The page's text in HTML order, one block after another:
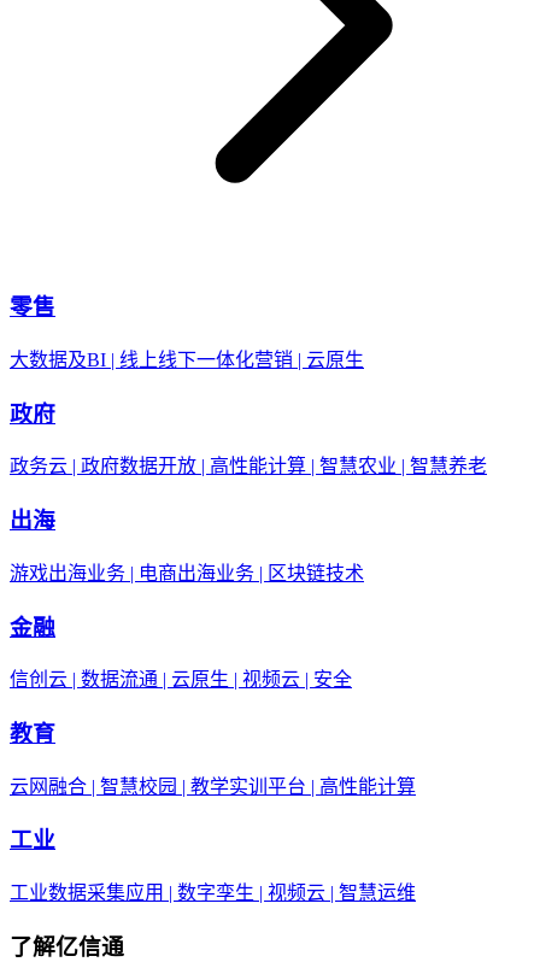
零售
大数据及BI | 线上线下一体化营销 | 云原生
政府
政务云 | 政府数据开放 | 高性能计算 | 智慧农业 | 智慧养老
出海
游戏出海业务 | 电商出海业务 | 区块链技术
金融
信创云 | 数据流通 | 云原生 | 视频云 | 安全
教育
云网融合 | 智慧校园 | 教学实训平台 | 高性能计算
工业
工业数据采集应用 | 数字孪生 | 视频云 | 智慧运维
了解亿信通